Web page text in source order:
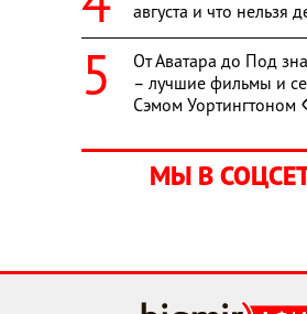
августа и что нельзя
От Аватара до Под
– лучшие фильмы и
Сэмом Уортингтоном
МЫ В